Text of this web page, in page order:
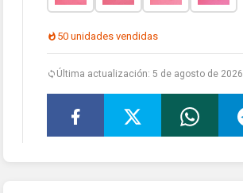
50 unidades vendidas
Última actualización: 5 de agosto de 2026